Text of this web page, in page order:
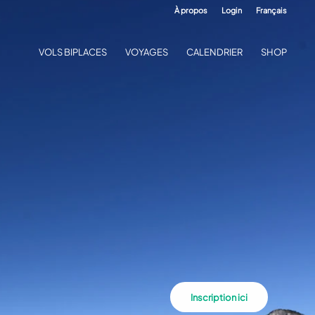
Inscription ici
À propos Login Français
VOLS BIPLACES VOYAGES CALENDRIER SHOP